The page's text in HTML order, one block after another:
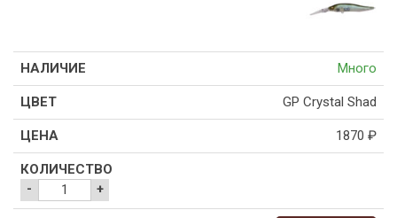
Много
GP Crystal Shad
1870 ₽
- +